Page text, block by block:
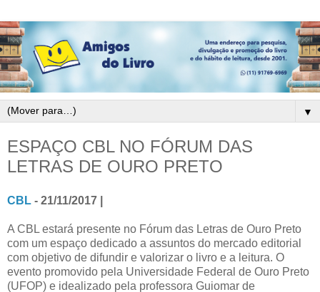
▼
ESPAÇO CBL NO FÓRUM DAS
LETRAS DE OURO PRETO
CBL - 21/11/2017 |
A CBL estará presente no Fórum das Letras de Ouro Preto
com um espaço dedicado a assuntos do mercado editorial
com objetivo de difundir e valorizar o livro e a leitura. O
evento promovido pela Universidade Federal de Ouro Preto
(UFOP) e idealizado pela professora Guiomar de